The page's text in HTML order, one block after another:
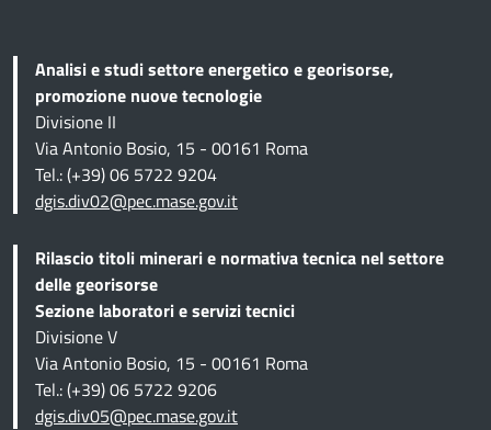
Analisi e studi settore energetico e georisorse,
promozione nuove tecnologie
Divisione II
Via Antonio Bosio, 15 - 00161 Roma
Tel.: (+39) 06 5722 9204
dgis.div02@pec.mase.gov.it
Rilascio titoli minerari e normativa tecnica nel settore
delle georisorse
Sezione laboratori e servizi tecnici
Divisione V
Via Antonio Bosio, 15 - 00161 Roma
Tel.: (+39) 06 5722 9206
dgis.div05@pec.mase.gov.it